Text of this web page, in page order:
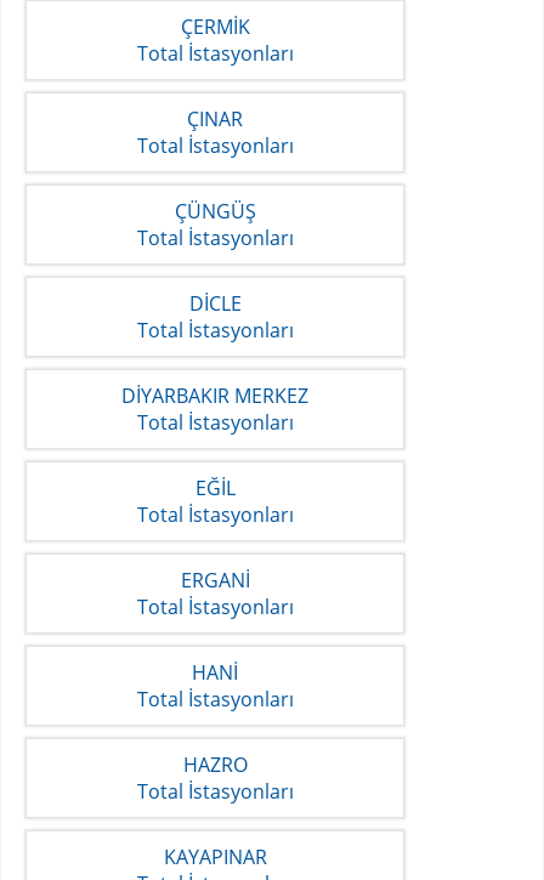
ÇERMİK
Total İstasyonları
ÇINAR
Total İstasyonları
ÇÜNGÜŞ
Total İstasyonları
DİCLE
Total İstasyonları
DİYARBAKIR MERKEZ
Total İstasyonları
EĞİL
Total İstasyonları
ERGANİ
Total İstasyonları
HANİ
Total İstasyonları
HAZRO
Total İstasyonları
KAYAPINAR